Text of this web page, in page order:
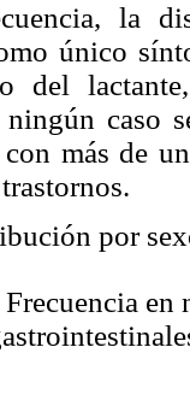
la
único
del
caso
más de
por
Frecuencia en